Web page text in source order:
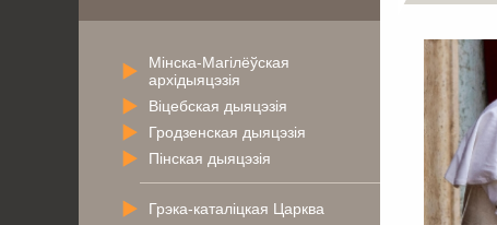
Мінска-Магілёўская
архідыяцэзія
Віцебская дыяцэзія
Гродзенская дыяцэзія
Пінская дыяцэзія
Грэка-каталіцкая Царква